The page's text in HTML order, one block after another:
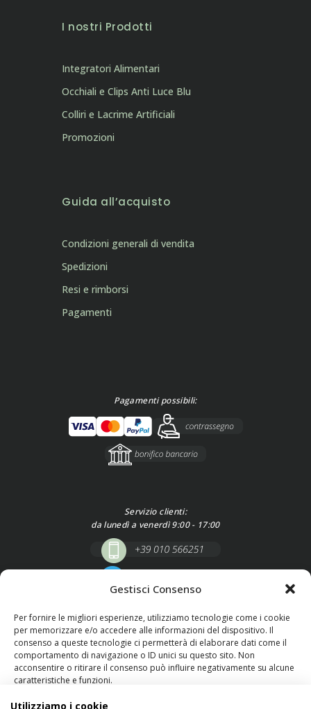
Gestisci Consenso
Per fornire le migliori esperienze, utilizziamo tecnologie come i cookie
per memorizzare e/o accedere alle informazioni del dispositivo. Il
consenso a queste tecnologie ci permetterà di elaborare dati come il
comportamento di navigazione o ID unici su questo sito. Non
acconsentire o ritirare il consenso può influire negativamente su alcune
caratteristiche e funzioni.
I nostri Prodotti
Integratori Alimentari
Occhiali e Clips Anti Luce Blu
Colliri e Lacrime Artificiali
Promozioni
Guida all’acquisto
Condizioni generali di vendita
Spedizioni
Resi e rimborsi
Pagamenti
Pagamenti possibili:
Servizio clienti:
da lunedì a venerdì 9:00 - 17:00
Utilizziamo i cookie